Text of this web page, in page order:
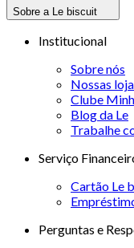
Sobre a Le biscuit
Institucional
Sobre nós
Nossas
Clube
Blog da Le
Trabalhe
Serviço
Cartão Le
Perguntas e